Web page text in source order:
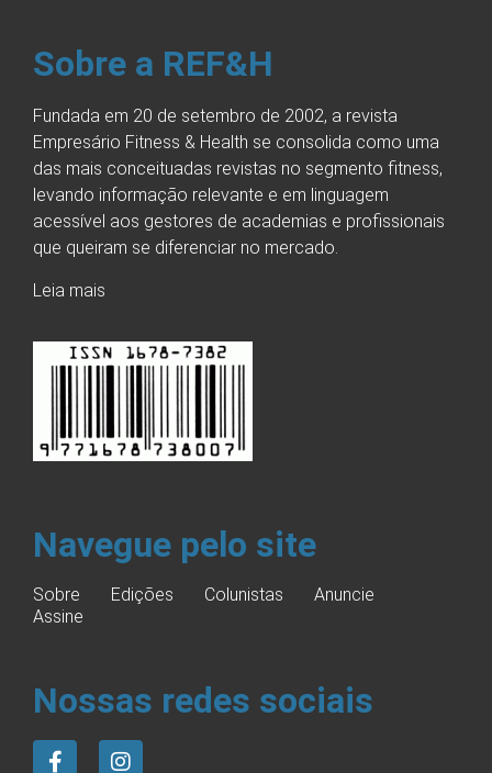
Sobre a REF&H
Fundada em 20 de setembro de 2002, a revista
Empresário Fitness & Health se consolida como uma
das mais conceituadas revistas no segmento fitness,
levando informação relevante e em linguagem
acessível aos gestores de academias e profissionais
que queiram se diferenciar no mercado.
Leia mais
Navegue pelo site
Sobre Edições Colunistas
Anuncie
Assine
Nossas redes sociais